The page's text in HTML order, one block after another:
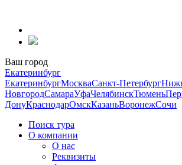
содержанию
Ваш город
Екатеринбург
ЕкатеринбургМоскваСанкт-Петербург
НовгородСамараУфаЧелябинскТюмень
ДонуКраснодарОмскКазаньВоронежСочи
Поиск тура
О компании
О нас
Реквизиты